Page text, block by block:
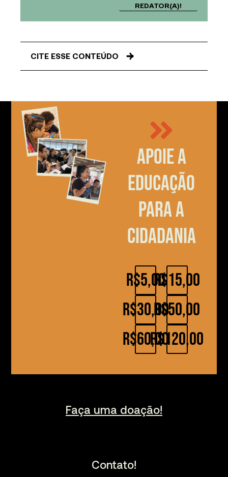
REDATOR(A)!
CITE ESSE CONTEÚDO
Apoie a
educação
para a
cidadania
R$5,00
R$30,00
R$60,00
R$15,00
R$50,00
R$120,00
Faça uma doação!
Contato!